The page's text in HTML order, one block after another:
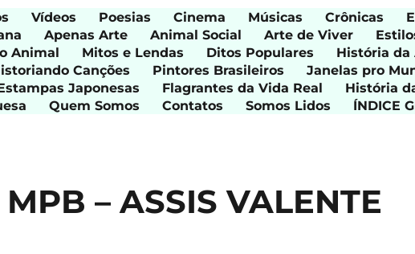
Vídeos Poesias Cinema Músicas Crônicas
Apenas Arte Animal Social Arte de Viver
Animal Mitos e Lendas Ditos Populares História da
Canções Pintores Brasileiros Janelas pro
Japonesas Flagrantes da Vida Real História
Quem Somos Contatos Somos Lidos ÍNDICE
– ASSIS VALENTE